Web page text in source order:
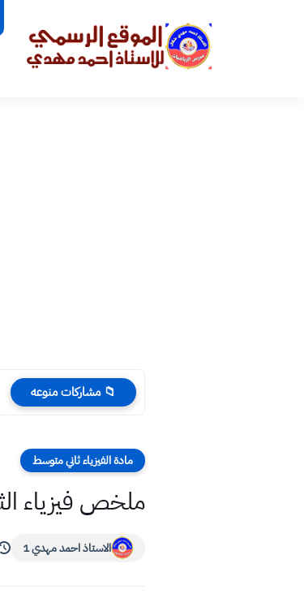
📁 مشاركات منوعه
مادة الفيزياء ثاني متوسط
ملخص فيزياء
الاستاذ احمد مهدي 1